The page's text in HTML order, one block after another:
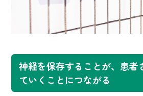
神経を保存することが、患者
ていくことにつながる